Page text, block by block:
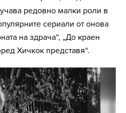
редовно малки роли в
сериали от онова
на здрача“, „До краен
Хичкок представя“.